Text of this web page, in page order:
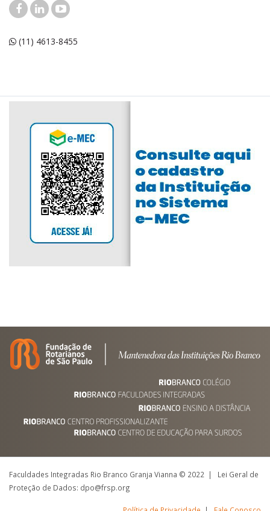
(11) 4613-8455
Faculdades Integradas Rio Branco Granja Vianna © 2022 | Lei Geral de
Proteção de Dados: dpo@frsp.org